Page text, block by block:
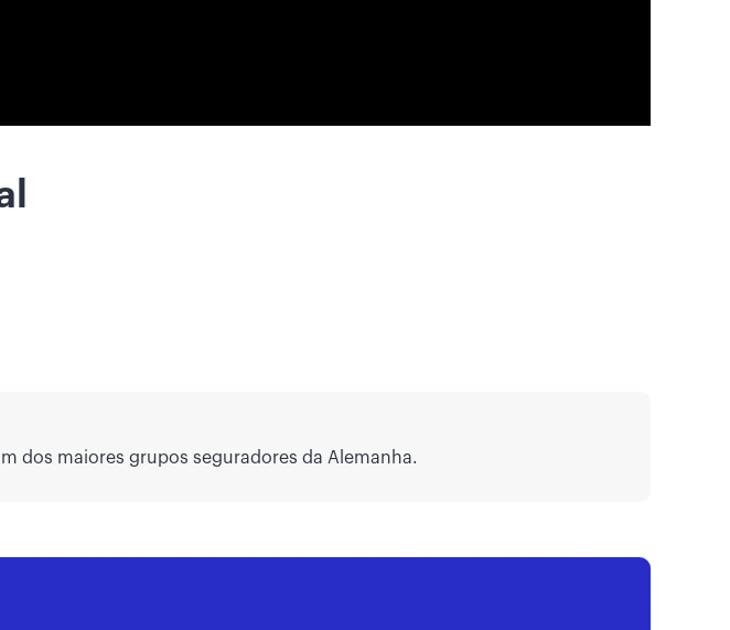
dos maiores grupos seguradores da Alemanha.